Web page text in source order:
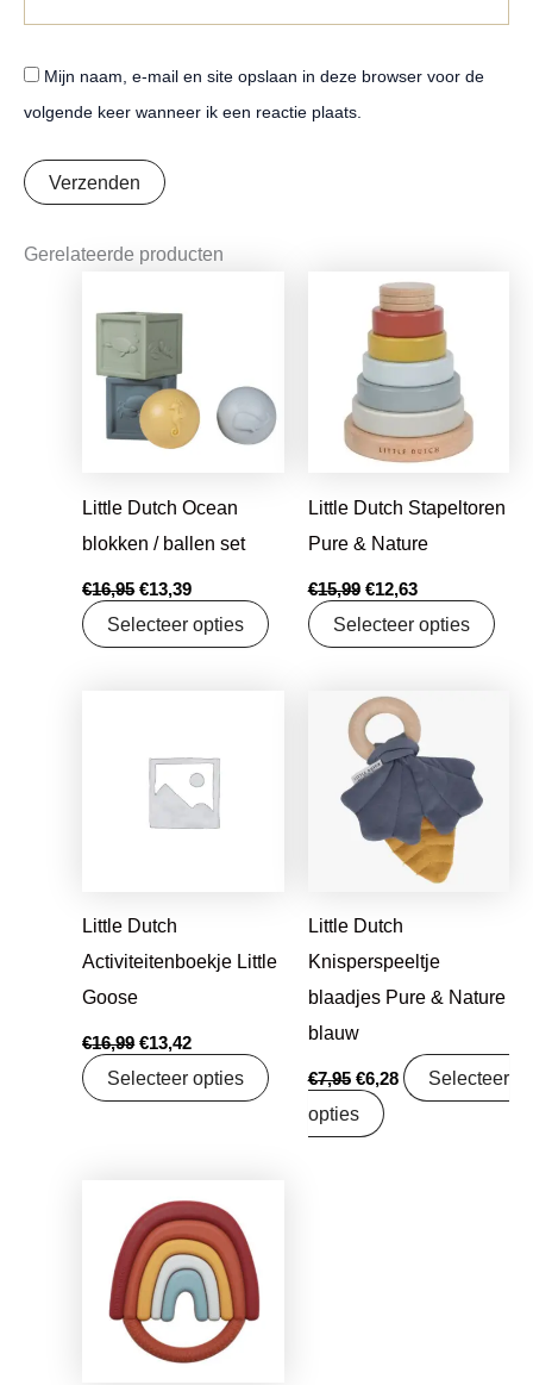
Mijn naam, e-mail en site opslaan in deze browser voor de
volgende keer wanneer ik een reactie plaats.
Gerelateerde producten
Little Dutch Ocean
blokken / ballen set
€16,95
was:
€16,95.
€13,39
Selecteer opties
Little Dutch Stapeltoren
Pure & Nature
€15,99
Oorspronkelijke
prijs
was:
€15,99.
€12,63
Huidige
prijs
€12,63.
Selecteer opties
Little Dutch
Activiteitenboekje Little
Goose
€16,99
€16,99.
€13,42
€13,42.
Selecteer opties
Little Dutch
Knisperspeeltje
blaadjes Pure & Nature
blauw
€7,95
Oorspronkelijke
prijs
was:
€7,95.
€6,28
Huidige
prijs
is:
€6,28.
Selecteer
opties
prijs
was:
€11,99.
prijs
is:
€9,47.